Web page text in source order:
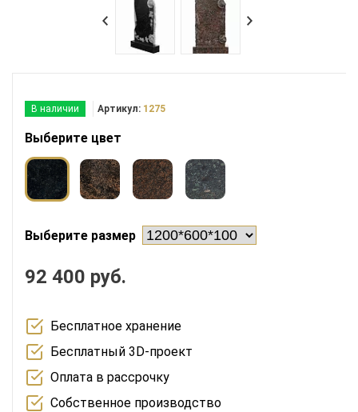
В наличии Артикул: 1275
Выберите цвет
Выберите размер
92 400 руб.
Бесплатное хранение
Бесплатный 3D-проект
Оплата в рассрочку
Собственное производство